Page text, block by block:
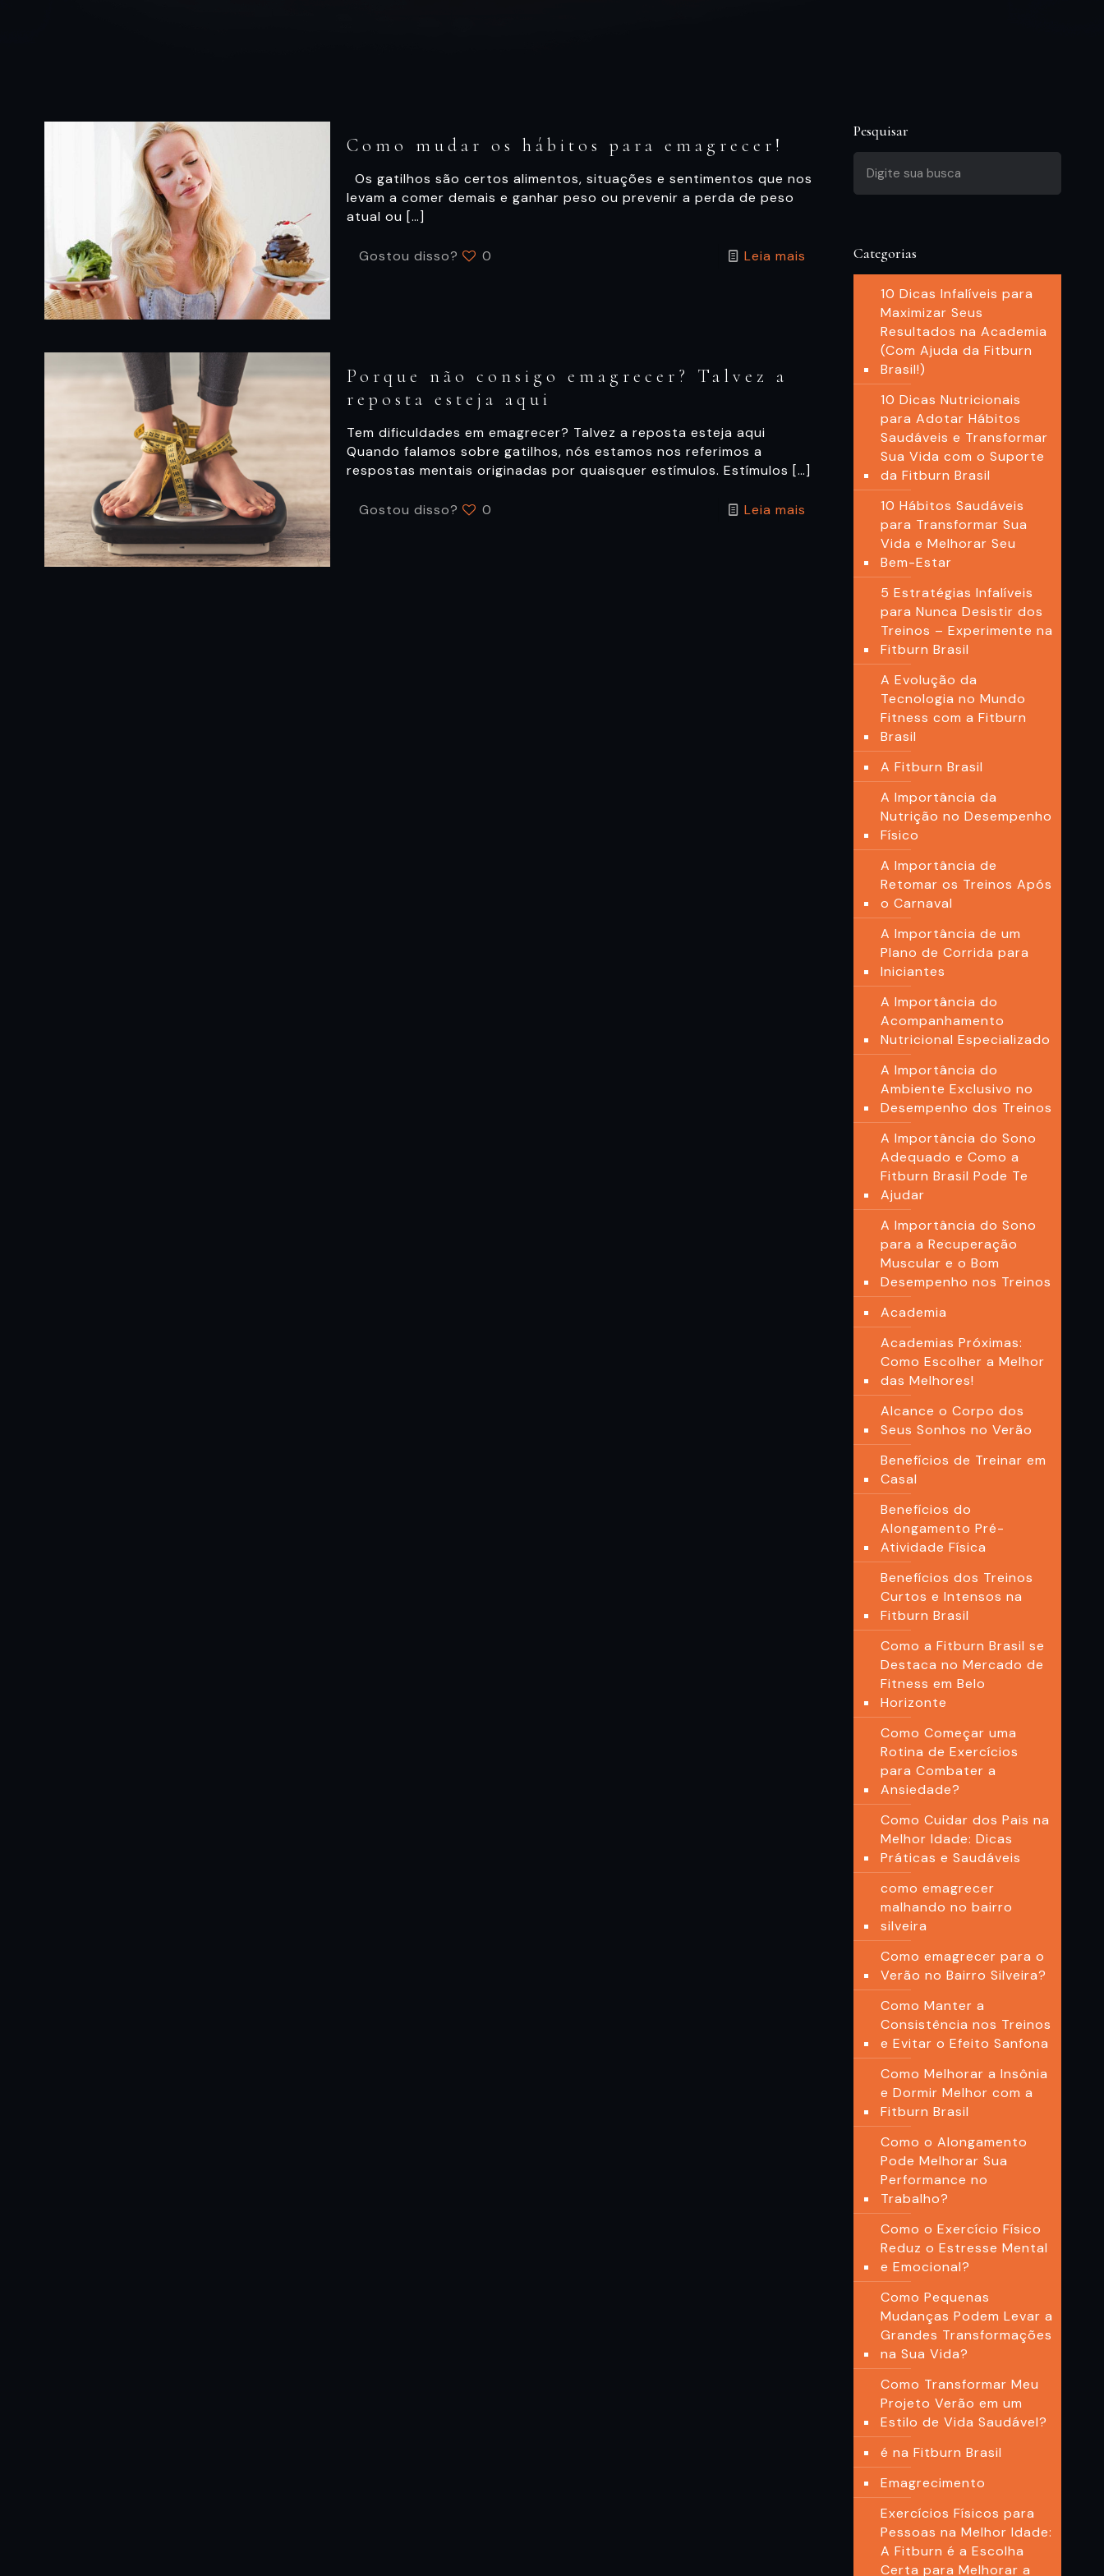
Como mudar os hábitos para emagrecer!
Os gatilhos são certos alimentos, situações e sentimentos que nos
levam a comer demais e ganhar peso ou prevenir a perda de peso
atual ou […]
Gostou disso? 0 Leia mais
Porque não consigo emagrecer? Talvez a
reposta esteja aqui
Tem dificuldades em emagrecer? Talvez a reposta esteja aqui
Quando falamos sobre gatilhos, nós estamos nos referimos a
respostas mentais originadas por quaisquer estímulos. Estímulos […]
Gostou disso? 0 Leia mais
Pesquisar
Categorias
10 Dicas Infalíveis para
Maximizar Seus
Resultados na Academia
(Com Ajuda da Fitburn
Brasil!)
10 Dicas Nutricionais
para Adotar Hábitos
Saudáveis e Transformar
Sua Vida com o Suporte
da Fitburn Brasil
10 Hábitos Saudáveis
para Transformar Sua
Vida e Melhorar Seu
Bem-Estar
5 Estratégias Infalíveis
para Nunca Desistir dos
Treinos – Experimente na
Fitburn Brasil
A Evolução da
Tecnologia no Mundo
Fitness com a Fitburn
Brasil
A Fitburn Brasil
A Importância da
Nutrição no Desempenho
Físico
A Importância de
Retomar os Treinos Após
o Carnaval
A Importância de um
Plano de Corrida para
Iniciantes
A Importância do
Acompanhamento
Nutricional Especializado
A Importância do
Ambiente Exclusivo no
Desempenho dos Treinos
A Importância do Sono
Adequado e Como a
Fitburn Brasil Pode Te
Ajudar
A Importância do Sono
para a Recuperação
Muscular e o Bom
Desempenho nos Treinos
Academia
Academias Próximas:
Como Escolher a Melhor
das Melhores!
Alcance o Corpo dos
Seus Sonhos no Verão
Benefícios de Treinar em
Casal
Benefícios do
Alongamento Pré-
Atividade Física
Benefícios dos Treinos
Curtos e Intensos na
Fitburn Brasil
Como a Fitburn Brasil se
Destaca no Mercado de
Fitness em Belo
Horizonte
Como Começar uma
Rotina de Exercícios
para Combater a
Ansiedade?
Como Cuidar dos Pais na
Melhor Idade: Dicas
Práticas e Saudáveis
como emagrecer
malhando no bairro
silveira
Como emagrecer para o
Verão no Bairro Silveira?
Como Manter a
Consistência nos Treinos
e Evitar o Efeito Sanfona
Como Melhorar a Insônia
e Dormir Melhor com a
Fitburn Brasil
Como o Alongamento
Pode Melhorar Sua
Performance no
Trabalho?
Como o Exercício Físico
Reduz o Estresse Mental
e Emocional?
Como Pequenas
Mudanças Podem Levar a
Grandes Transformações
na Sua Vida?
Como Transformar Meu
Projeto Verão em um
Estilo de Vida Saudável?
é na Fitburn Brasil
Emagrecimento
Exercícios Físicos para
Pessoas na Melhor Idade:
A Fitburn é a Escolha
Certa para Melhorar a